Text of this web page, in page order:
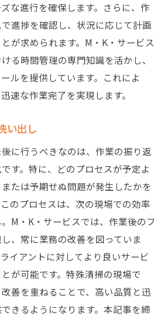
な進行を確保します。さらに、作
進捗を確認し、状況に応じて計画
が求められます。M・K・サービス
る時間管理の専門知識を活かし、
ルを提供しています。これによ
速な作業完了を実現します。
い出し
に行うべきなのは、作業の振り返
す。特に、どのプロセスが予定よ
たは予期せぬ問題が発生したかを
のプロセスは、次の現場での効率
M・K・サービスでは、作業後のフ
、常に業務の改善を図っていま
イアントに対してより良いサービ
が可能です。特殊清掃の現場で
善を重ねることで、高い品質と迅
きるようになります。本記事を締